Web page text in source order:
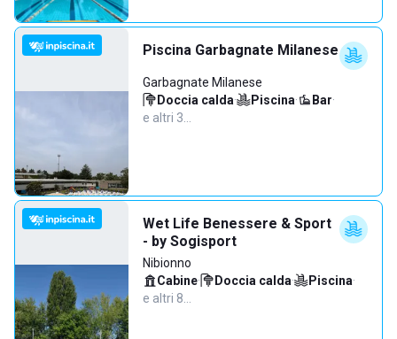
Piscina Garbagnate Milanese
Garbagnate Milanese
Doccia calda· Piscina· Bar·
e altri 3…
Wet Life Benessere & Sport
- by Sogisport
Nibionno
Cabine· Doccia calda· Piscina·
e altri 8…